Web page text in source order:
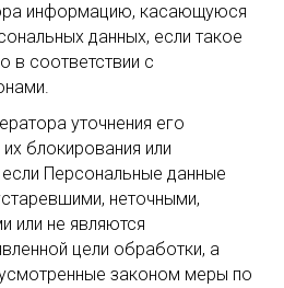
информацию, касающуюся
данных, если такое
в соответствии с
уточнения его
блокирования или
Персональные данные
неточными,
или не являются
цели обработки, а
законом меры по